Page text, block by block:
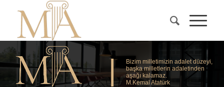
|
Bizim milletimizin adalet düzeyi,
başka milletlerin adaletinden
aşağı kalamaz.
M.Kemal Atatürk